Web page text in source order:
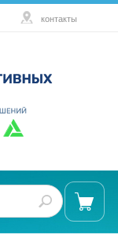
контакты